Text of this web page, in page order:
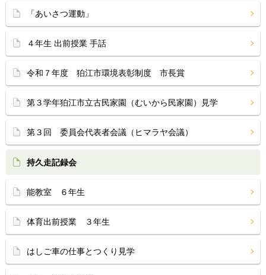
「あいさつ運動」
４年生 出前授業 手話
令和７年度 狛江市環境表彰制度 市長賞
第３学年狛江市立古民家園（むいから民家園）見学
第３回 委員会代表者会議（ヒマラヤ会議）
持久走記録会
能教室 ６年生
体育出前授業 ３年生
はしご車の仕事とつくり見学